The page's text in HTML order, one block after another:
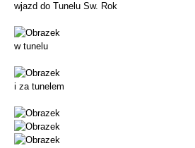
wjazd do Tunelu Sw. Rok
w tunelu
i za tunelem